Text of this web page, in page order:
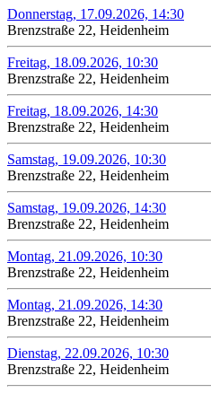
Donnerstag, 17.09.2026, 14:30
Brenzstraße 22, Heidenheim
Freitag, 18.09.2026, 10:30
Brenzstraße 22, Heidenheim
Freitag, 18.09.2026, 14:30
Brenzstraße 22, Heidenheim
Samstag, 19.09.2026, 10:30
Brenzstraße 22, Heidenheim
Samstag, 19.09.2026, 14:30
Brenzstraße 22, Heidenheim
Montag, 21.09.2026, 10:30
Brenzstraße 22, Heidenheim
Montag, 21.09.2026, 14:30
Brenzstraße 22, Heidenheim
Dienstag, 22.09.2026, 10:30
Brenzstraße 22, Heidenheim